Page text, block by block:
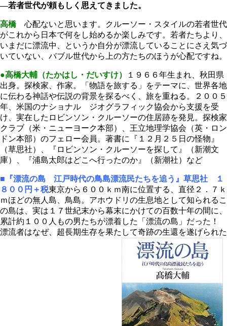
―若者世代が頼もしく思えてきました。
高橋心配ないと思います。クルーソー・スタイルの若者世代
がこれから日本で何をし始めるか楽しみです。若者たちより、
いまだに漂流中、というか自分が漂流していることにさえ気づ
いていない、バブル世代から上の方たちのほうが心配ですね。
●高橋大輔（たかはし・だいすけ）
１９６６年生まれ、秋田県
出身。探検家、作家。「物語を旅する」をテーマに、世界各地
に伝わる神話や伝説の背景を探るべく、旅を重ねる。２００５
年、米国のナショナル ジオグラフィック協会から支援を受
け、実在したロビンソン・クルーソーの住居跡を発見。探検家
クラブ（米・ニューヨーク本部）、王立地理学協会（英・ロン
ドン本部）のフェロー会員。著書に『１２月２５日の怪物』
（草思社）、『ロビンソン・クルーソーを探して』（新潮文
庫）、『浦島太郎はどこへ行ったのか』（新潮社）など
■『漂流の島 江戸時代の鳥島漂流民たちを追う』 草思社 １
８００円＋税東京から６００ｋｍ南に位置する、直径２．７ｋ
ｍほどの無人島、鳥島。アホウドリの生息地として知られるこ
の島は、実は１７世紀末から幕末にかけての百数十年の間に、
累計約１００人もの男たちが漂着した「漂流の島」だった！
漂流者はなぜ、超長期生存を果たして奇跡の生還を遂げられた